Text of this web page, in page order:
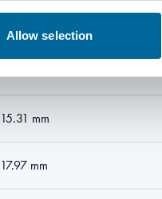
Allow selection
15.31 mm
17.97 mm